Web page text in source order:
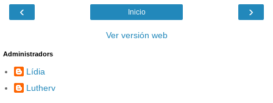
‹ ›
Inicio
Ver versión web
Administradors
Lídia
Lutherv